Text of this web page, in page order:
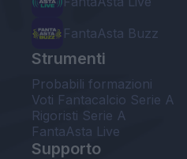
FantaAsta Buzz
Strumenti
Probabili formazioni
Voti Fantacalcio Serie A
Rigoristi Serie A
FantaAsta Live
Supporto